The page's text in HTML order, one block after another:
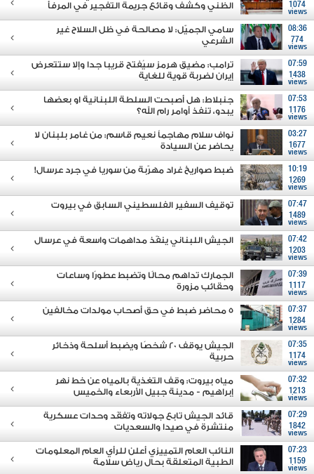
1074
views
الظني وكشف وقائع جريمة التفجير في المرفأ
08:36
774
views
سامي الجميّل: لا مصالحة في ظل السلاح غير
الشرعي
07:59
1438
views
ترامب: مضيق هرمز سيُفتح قريبا جدا وإلا ستتعرض
إيران لضربة قوية للغاية
07:53
1176
views
جنبلاط: هل أصبحت السلطة اللبنانية او بعضها
يبدو، تنفذ أوامر رام الله؟
03:27
1677
views
نواف سلام مهاجماً نعيم قاسم: من غامر بلبنان لا
يحاضر عن السيادة
10:19
1269
views
ضبط صواريخ غراد مهرّبة من سوريا في جرد عرسال!
07:47
1489
views
توقيف السفير الفلسطيني السابق في بيروت
07:42
1203
views
الجيش اللبناني ينفّذ مداهمات واسعة في عرسال
07:39
1117
views
الجمارك تداهم محالًا وتضبط عطورًا وساعات
وحقائب مزورة
07:37
1284
views
5 محاضر ضبط في حق أصحاب مولدات مخالفين
07:35
1174
views
الجيش يوقف 20 شخصًا ويضبط أسلحة وذخائر
حربية
07:32
1213
views
مياه بيروت: وقف التغذية بالمياه عن خط نهر
إبراهيم - مدينة جبيل الأربعاء والخميس
07:29
1842
views
قائد الجيش تابع جولاته وتفقَد وحدات عسكرية
منتشرة في صيدا والسعديات
07:23
1159
views
النائب العام التمييزي أعلن للرأي العام المعلومات
الطبية المتعلقة بحال رياض سلامة